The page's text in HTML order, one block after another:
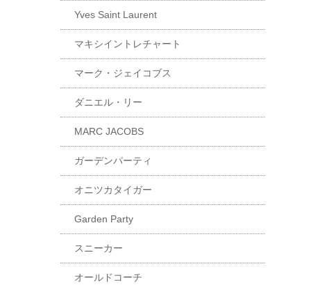
Yves Saint Laurent
マキシイントレチャート
マーク・ジェイコブス
ダニエル・リー
MARC JACOBS
ガーデンパーティ
オニツカタイガー
Garden Party
スニーカー
オールドコーチ